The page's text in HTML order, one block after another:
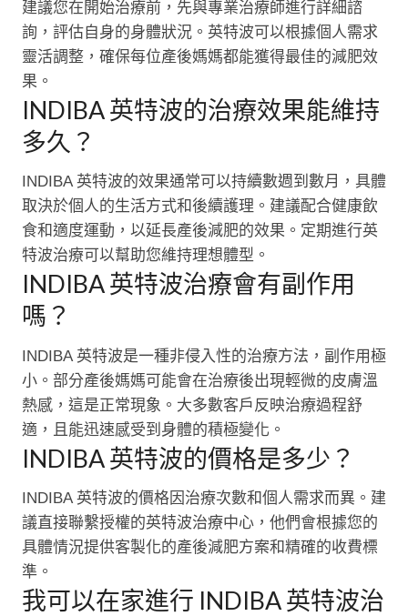
建議您在開始治療前，先與專業治療師進行詳細諮
詢，評估自身的身體狀況。英特波可以根據個人需求
靈活調整，確保每位產後媽媽都能獲得最佳的減肥效
果。
INDIBA 英特波的治療效果能維持
多久？
INDIBA 英特波的效果通常可以持續數週到數月，具體
取決於個人的生活方式和後續護理。建議配合健康飲
食和適度運動，以延長產後減肥的效果。定期進行英
特波治療可以幫助您維持理想體型。
INDIBA 英特波治療會有副作用
嗎？
INDIBA 英特波是一種非侵入性的治療方法，副作用極
小。部分產後媽媽可能會在治療後出現輕微的皮膚溫
熱感，這是正常現象。大多數客戶反映治療過程舒
適，且能迅速感受到身體的積極變化。
INDIBA 英特波的價格是多少？
INDIBA 英特波的價格因治療次數和個人需求而異。建
議直接聯繫授權的英特波治療中心，他們會根據您的
具體情況提供客製化的產後減肥方案和精確的收費標
準。
我可以在家進行 INDIBA 英特波治